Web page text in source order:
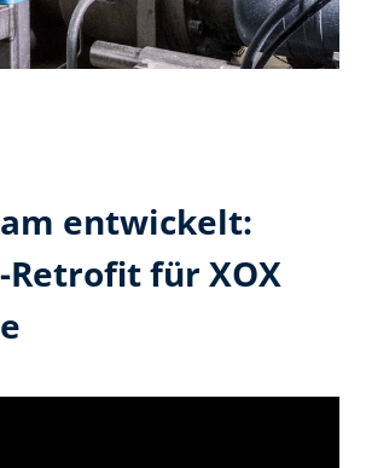
entwickelt:
für XOX